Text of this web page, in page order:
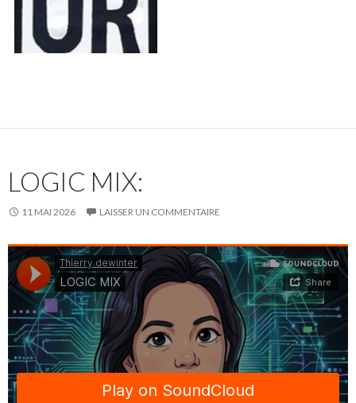
LOGIC MIX:
11 MAI 2026 LAISSER UN COMMENTAIRE